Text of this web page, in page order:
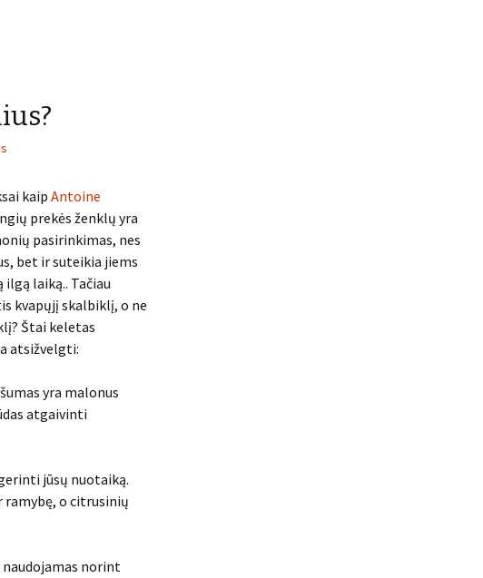
kaip Antoine
prekės ženklų yra
pasirinkimas, nes
bet ir suteikia jiems
laiką.. Tačiau
kvapųjį skalbiklį, o ne
Štai keletas
atsižvelgti:
yra malonus
atgaivinti
jūsų nuotaiką.
ramybę, o citrusinių
norint